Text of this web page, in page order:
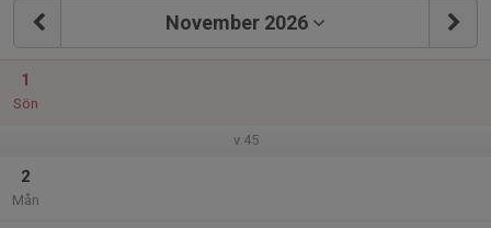
November 2026
1
Sön
v.45
2
Mån